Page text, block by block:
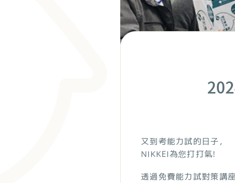
又到考能力試的日子，
NIKKEI為您打打氣!
透過免費能力試對策講座